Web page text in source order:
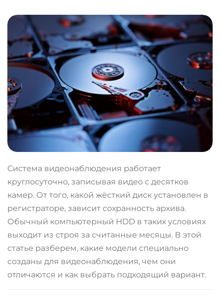
Система видеонаблюдения работает
круглосуточно, записывая видео с десятков
камер. От того, какой жёсткий диск установлен в
регистраторе, зависит сохранность архива.
Обычный компьютерный HDD в таких условиях
выходит из строя за считанные месяцы. В этой
статье разберем, какие модели специально
созданы для видеонаблюдения, чем они
отличаются и как выбрать подходящий вариант.